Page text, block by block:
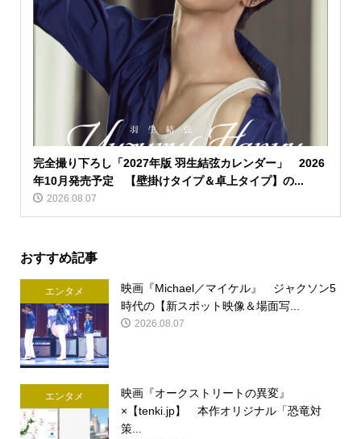
完全撮り下ろし「2027年版 羽生結弦カレンダー」 2026
年10月発売予定 【壁掛けタイプ＆卓上タイプ】の...
2026.08.07
おすすめ記事
エンタメ
映画『Michael／マイケル』 ジャクソン5
時代の【新スポット映像＆場面写...
2026.08.07
エンタメ
映画『オークストリートの異変』
×【tenki.jp】 本作オリジナル「恐竜対
策...